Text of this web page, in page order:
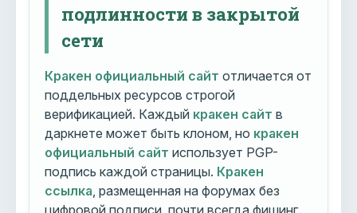
подлинности в закрытой
сети
Кракен официальный сайт отличается от
поддельных ресурсов строгой
верификацией. Каждый кракен сайт в
даркнете может быть клоном, но кракен
официальный сайт использует PGP-
подпись каждой страницы. Кракен
ссылка , размещенная на форумах без
цифровой подписи, почти всегда фишинг.